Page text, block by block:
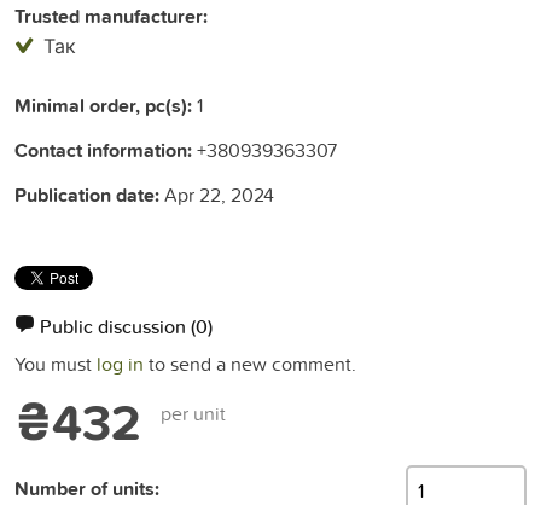
Trusted manufacturer:
Так
Minimal order, pc(s):1
Contact information:+380939363307
Publication date:Apr 22, 2024
Public discussion (0)
You must log in to send a new comment.
₴432 per unit
Number of units: